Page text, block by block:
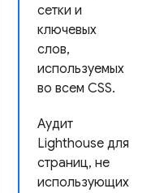
сетки и
ключевых
слов,
используемых
во всем CSS.
Аудит
Lighthouse для
страниц, не
использующих